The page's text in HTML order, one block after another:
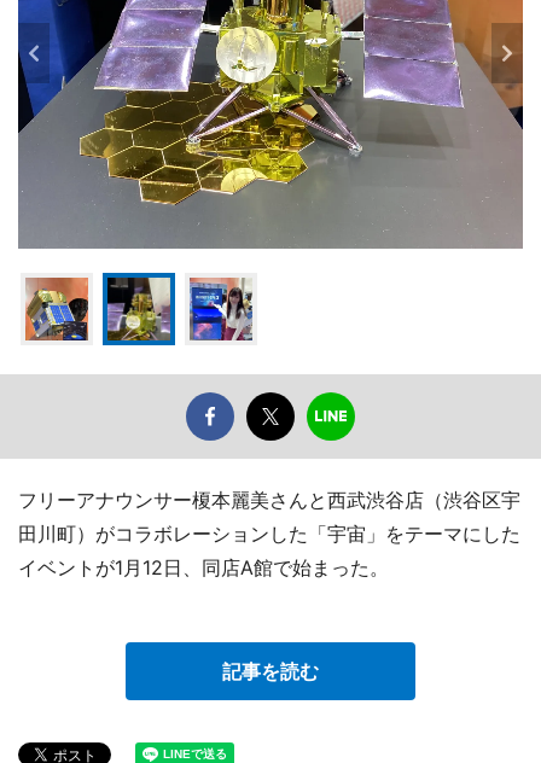
フリーアナウンサー榎本麗美さんと西武渋谷店（渋谷区宇
田川町）がコラボレーションした「宇宙」をテーマにした
イベントが1月12日、同店A館で始まった。
記事を読む